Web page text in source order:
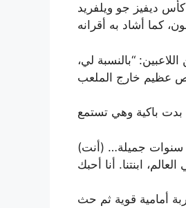
ديفيز جو ويلفريد
“بالنسبة لي،
سنوات جميلة… (أنت)
فافرينكا، بطل فرنسا المفتوحة 2015 وصيف 2017، بضربة أمامية قوية ثم حث